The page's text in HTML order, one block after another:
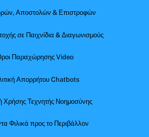
Αποστολών & Επιστροφών
σε Παιχνίδια & Διαγωνισμούς
Παραχώρησης Video
Απορρήτου Chatbots
Χρήσης Τεχνητής Νοημοσύνης
Φιλικά προς το Περιβάλλον